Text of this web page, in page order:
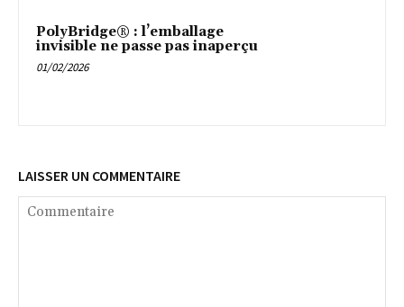
PolyBridge® : l’emballage
invisible ne passe pas inaperçu
01/02/2026
LAISSER UN COMMENTAIRE